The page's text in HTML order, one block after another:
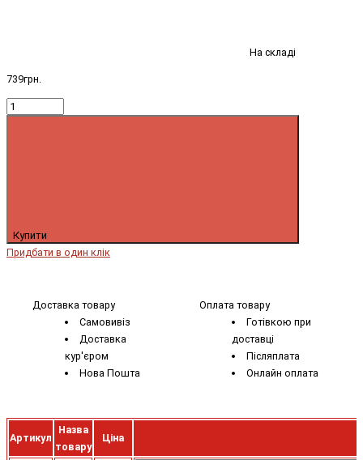
На складі
739грн.
Купити
Придбати в один клік
Доставка товару
Самовивіз
Доставка
кур'єром
Нова Пошта
Оплата товару
Готівкою при
доставці
Післяплата
Онлайн оплата
Артикул
Назва
товару
Ціна